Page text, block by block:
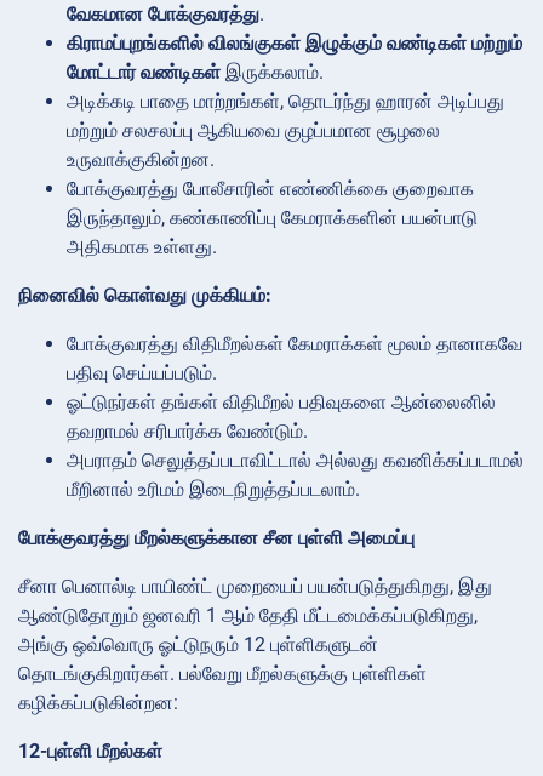
வேகமான போக்குவரத்து.
கிராமப்புறங்களில் விலங்குகள் இழுக்கும் வண்டிகள் மற்றும்
மோட்டார் வண்டிகள் இருக்கலாம்.
அடிக்கடி பாதை மாற்றங்கள், தொடர்ந்து ஹாரன் அடிப்பது
மற்றும் சலசலப்பு ஆகியவை குழப்பமான சூழலை
உருவாக்குகின்றன.
போக்குவரத்து போலீசாரின் எண்ணிக்கை குறைவாக
இருந்தாலும், கண்காணிப்பு கேமராக்களின் பயன்பாடு
அதிகமாக உள்ளது.
நினைவில் கொள்வது முக்கியம்:
போக்குவரத்து விதிமீறல்கள் கேமராக்கள் மூலம் தானாகவே
பதிவு செய்யப்படும்.
ஓட்டுநர்கள் தங்கள் விதிமீறல் பதிவுகளை ஆன்லைனில்
தவறாமல் சரிபார்க்க வேண்டும்.
அபராதம் செலுத்தப்படாவிட்டால் அல்லது கவனிக்கப்படாமல்
மீறினால் உரிமம் இடைநிறுத்தப்படலாம்.
போக்குவரத்து மீறல்களுக்கான சீன புள்ளி அமைப்பு
சீனா பெனால்டி பாயிண்ட் முறையைப் பயன்படுத்துகிறது, இது
ஆண்டுதோறும் ஜனவரி 1 ஆம் தேதி மீட்டமைக்கப்படுகிறது,
அங்கு ஒவ்வொரு ஓட்டுநரும் 12 புள்ளிகளுடன்
தொடங்குகிறார்கள். பல்வேறு மீறல்களுக்கு புள்ளிகள்
கழிக்கப்படுகின்றன:
12-புள்ளி மீறல்கள்